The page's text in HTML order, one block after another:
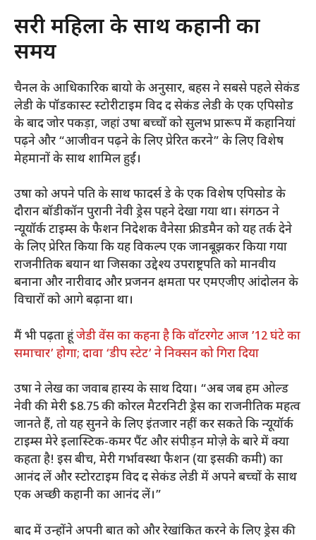
दूसरी महिला के साथ कहानी का
समय
चैनल के आधिकारिक बायो के अनुसार, बहस ने सबसे पहले सेकंड
लेडी के पॉडकास्ट स्टोरीटाइम विद द सेकंड लेडी के एक एपिसोड
के बाद जोर पकड़ा, जहां उषा बच्चों को सुलभ प्रारूप में कहानियां
पढ़ने और “आजीवन पढ़ने के लिए प्रेरित करने” के लिए विशेष
मेहमानों के साथ शामिल हुईं।
उषा को अपने पति के साथ फादर्स डे के एक विशेष एपिसोड के
दौरान बॉडीकॉन पुरानी नेवी ड्रेस पहने देखा गया था। संगठन ने
न्यूयॉर्क टाइम्स के फैशन निदेशक वैनेसा फ्रीडमैन को यह तर्क देने
के लिए प्रेरित किया कि यह विकल्प एक जानबूझकर किया गया
राजनीतिक बयान था जिसका उद्देश्य उपराष्ट्रपति को मानवीय
बनाना और नारीवाद और प्रजनन क्षमता पर एमएजीए आंदोलन के
विचारों को आगे बढ़ाना था।
मैं भी पढ़ता हूंजेडी वेंस का कहना है कि वॉटरगेट आज ’12 घंटे का
समाचार’ होगा; दावा ‘डीप स्टेट’ ने निक्सन को गिरा दिया
उषा ने लेख का जवाब हास्य के साथ दिया। “अब जब हम ओल्ड
नेवी की मेरी $8.75 की कोरल मैटरनिटी ड्रेस का राजनीतिक महत्व
जानते हैं, तो यह सुनने के लिए इंतजार नहीं कर सकते कि न्यूयॉर्क
टाइम्स मेरे इलास्टिक-कमर पैंट और संपीड़न मोज़े के बारे में क्या
कहता है! इस बीच, मेरी गर्भावस्था फैशन (या इसकी कमी) का
आनंद लें और स्टोरटाइम विद द सेकंड लेडी में अपने बच्चों के साथ
एक अच्छी कहानी का आनंद लें।”
बाद में उन्होंने अपनी बात को और रेखांकित करने के लिए ड्रेस की